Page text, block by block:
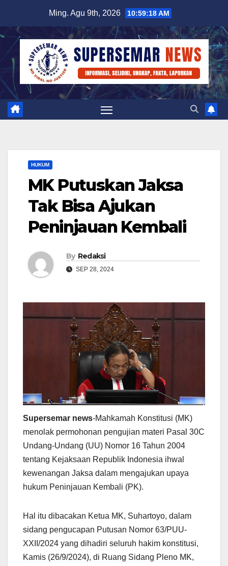
content
Ming. Agu 9th, 2026 10:59:18 AM
HUKUM
MK Putuskan Jaksa
Tak Bisa Ajukan
Peninjauan Kembali
By Redaksi
SEP 28, 2024
Supersemar news-Mahkamah Konstitusi (MK)
menolak permohonan pengujian materi Pasal 30C
Undang-Undang (UU) Nomor 16 Tahun 2004
tentang Kejaksaan Republik Indonesia ihwal
kewenangan Jaksa dalam mengajukan upaya
hukum Peninjauan Kembali (PK).
Hal itu dibacakan Ketua MK, Suhartoyo, dalam
sidang pengucapan Putusan Nomor 63/PUU-
XXII/2024 yang dihadiri seluruh hakim konstitusi,
Kamis (26/9/2024), di Ruang Sidang Pleno MK,